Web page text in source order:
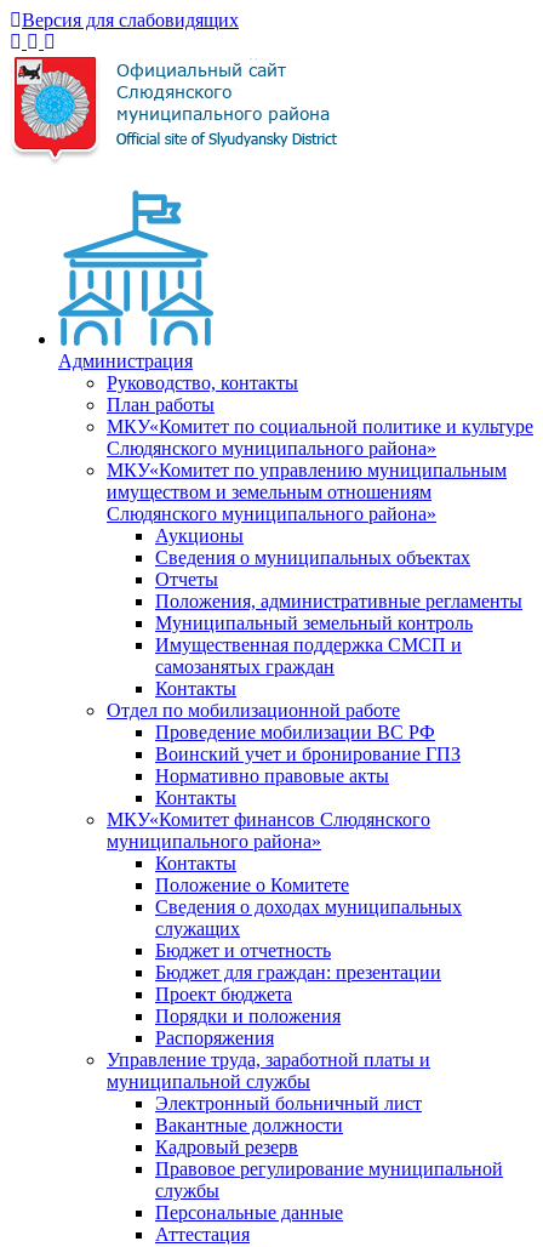
Версия для слабовидящих
Администрация
Руководство, контакты
План работы
МКУ«Комитет по социальной политике и культуре
Слюдянского муниципального района»
МКУ«Комитет по управлению муниципальным
имуществом и земельным отношениям
Слюдянского муниципального района»
Аукционы
Сведения о муниципальных объектах
Отчеты
Положения, административные регламенты
Муниципальный земельный контроль
Имущественная поддержка СМСП и
самозанятых граждан
Контакты
Отдел по мобилизационной работе
Проведение мобилизации ВС РФ
Воинский учет и бронирование ГПЗ
Нормативно правовые акты
Контакты
МКУ«Комитет финансов Слюдянского
муниципального района»
Контакты
Положение о Комитете
Сведения о доходах муниципальных
служащих
Бюджет и отчетность
Бюджет для граждан: презентации
Проект бюджета
Порядки и положения
Распоряжения
Управление труда, заработной платы и
муниципальной службы
Электронный больничный лист
Вакантные должности
Кадровый резерв
Правовое регулирование муниципальной
службы
Персональные данные
Аттестация